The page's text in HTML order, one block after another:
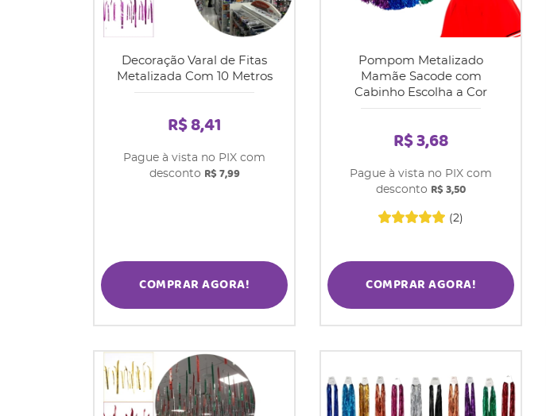
Decoração Varal de Fitas
Metalizada Com 10 Metros
R$ 8,41
Pague à vista no PIX com
desconto R$ 7,99
COMPRAR AGORA!
Pompom Metalizado
Mamãe Sacode com
Cabinho Escolha a Cor
(2)
R$ 3,68
Pague à vista no PIX com
desconto R$ 3,50
COMPRAR AGORA!